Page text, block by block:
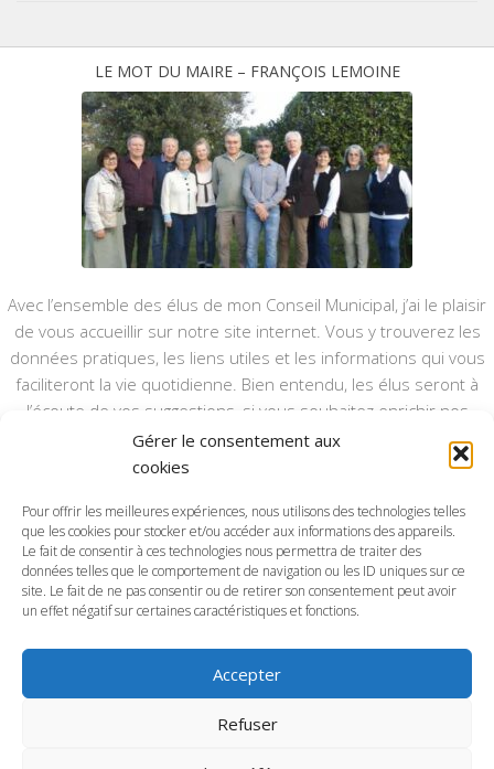
Gérer le consentement aux
cookies
Pour offrir les meilleures expériences, nous utilisons des technologies telles
que les cookies pour stocker et/ou accéder aux informations des appareils.
Le fait de consentir à ces technologies nous permettra de traiter des
données telles que le comportement de navigation ou les ID uniques sur ce
site. Le fait de ne pas consentir ou de retirer son consentement peut avoir
un effet négatif sur certaines caractéristiques et fonctions.
Accepter
Refuser
LE MOT DU MAIRE – FRANÇOIS LEMOINE
Avec l’ensemble des élus de mon Conseil Municipal, j’ai le plaisir
de vous accueillir sur notre site internet. Vous y trouverez les
données pratiques, les liens utiles et les informations qui vous
faciliteront la vie quotidienne. Bien entendu, les élus seront à
l’écoute de vos suggestions, si vous souhaitez enrichir nos
rubriques ou nos informations.
Ce type de communication vient en complément du bulletin
annuel, nous le ferons vivre et il sera actualisé pour mieux vous
informer.
Bonne visite à toutes et à tous.
Commune d'Anctoville-sur-Boscq © 2026. Tous droits